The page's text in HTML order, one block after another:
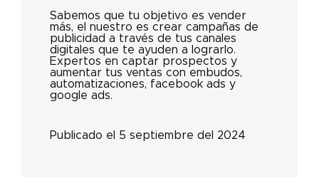
Sabemos que tu objetivo es vender
más, el nuestro es crear campañas de
publicidad a través de tus canales
digitales que te ayuden a lograrlo.
Expertos en captar prospectos y
aumentar tus ventas con embudos,
automatizaciones, facebook ads y
google ads.
Publicado el 5 septiembre del 2024